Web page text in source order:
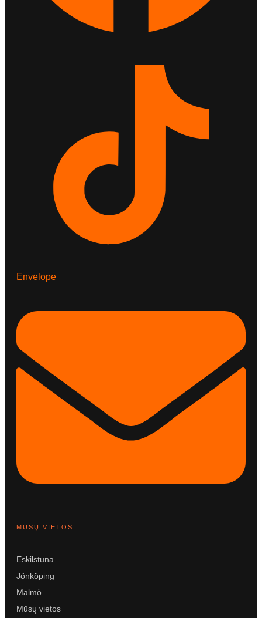
Envelope
MŪSŲ VIETOS
Eskilstuna
Jönköping
Malmö
Mūsų vietos